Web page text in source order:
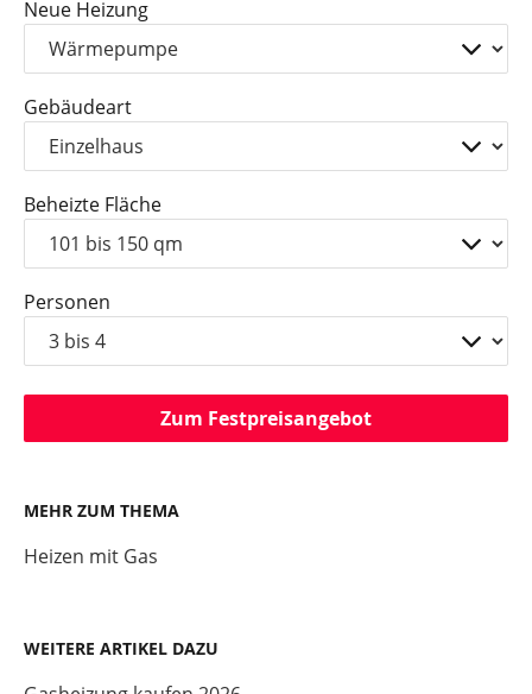
Neue Heizung
Gebäudeart
Beheizte Fläche
Personen
Zum Festpreisangebot
MEHR ZUM THEMA
Heizen mit Gas
WEITERE ARTIKEL DAZU